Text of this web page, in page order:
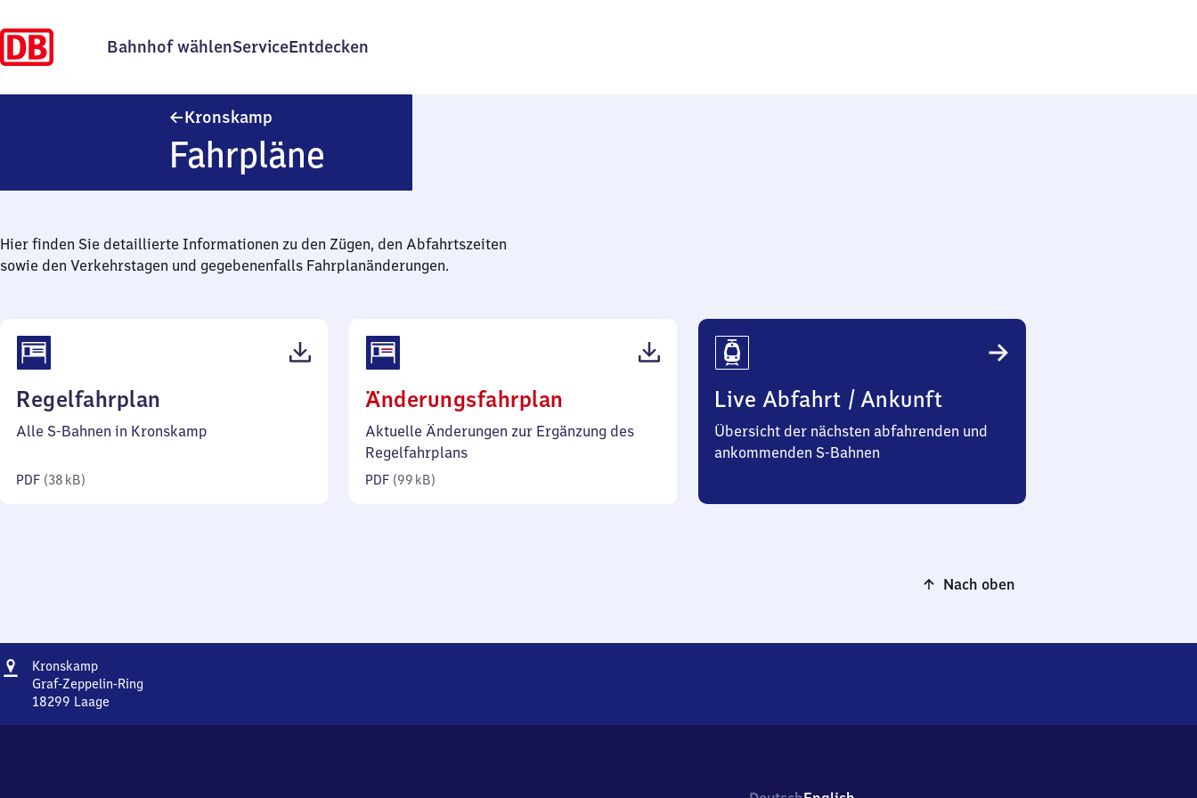
Bahnhof wählenServiceEntdecken
Kronskamp
Fahrpläne
Hier finden Sie detaillierte Informationen zu den Zügen, den Abfahrtszeiten
sowie den Verkehrstagen und gegebenenfalls Fahrplanänderungen.
Regelfahrplan
38
Alle S-Bahnen in Kronskamp
PDF (38 kB)
Änderungsfahrplan
99
Aktuelle Änderungen zur Ergänzung des
Regelfahrplans
PDF (99 kB)
Live Abfahrt / Ankunft
Übersicht der nächsten abfahrenden und
ankommenden S-Bahnen
Nach oben
Adresse
KronskampKronskamp
Graf-Zeppelin-Ring
18299 Laage